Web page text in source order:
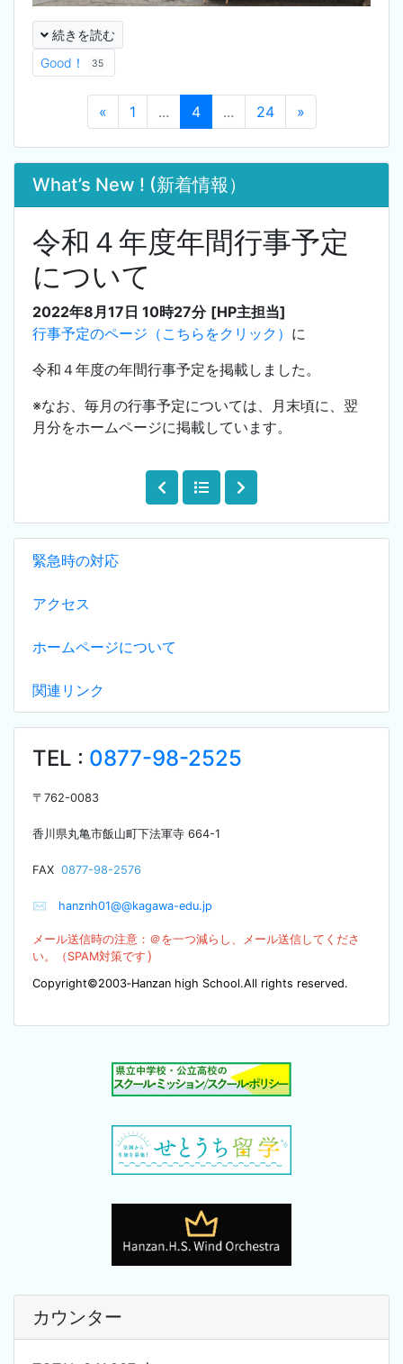
緊急時の対応
アクセス
ホームページについて
関連リンク
TEL : 0877-98-2525
〒 762-0083
香川県丸亀市飯山町下法軍寺 664-1
FAX 0877-98-2576
✉ hanznh01@@kagawa-edu.jp
メール送信時の注意：＠を一つ減らし、メール送信してくださ
い。（SPAM対策です ）
Copyright©2003‐Hanzan high School.All rights reserved.
カウンター
続きを読む
Good！
35
« 1 ... 4 ... 24 »
What’s New ! (新着情報）
令和４年度年間行事予定
について
2022年8月17日 10時27分 [HP主担当]
行事予定のページ（こちらをクリック） に
令和４年度の年間行事予定を掲載しました。
※なお、毎月の行事予定については、月末頃に、翌
月分をホームページに掲載しています。